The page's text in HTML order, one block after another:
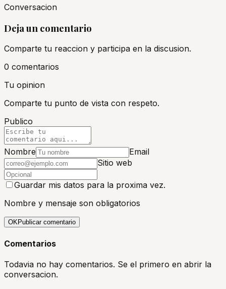
Conversacion
Deja un comentario
Comparte tu reaccion y participa en la discusion.
0 comentarios
Tu opinion
Comparte tu punto de vista con respeto.
Publico
Nombre
Email
Sitio web
Guardar mis datos para la proxima vez.
Nombre y mensaje son obligatorios
OKPublicar comentario
Comentarios
Todavia no hay comentarios. Se el primero en abrir la
conversacion.